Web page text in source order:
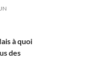
à quoi
des